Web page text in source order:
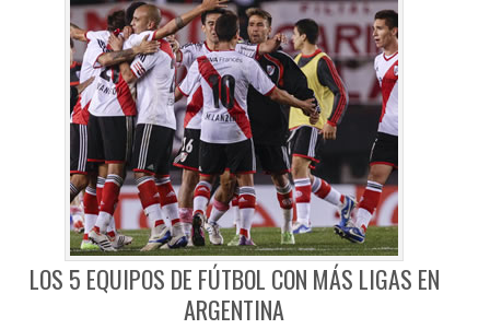
LOS 5 EQUIPOS DE FÚTBOL CON MÁS LIGAS EN
ARGENTINA